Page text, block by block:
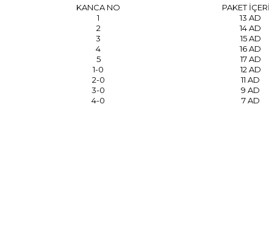
KANCA NO
PAKET
1
13 AD
2
14 AD
3
15 AD
4
16 AD
5
17 AD
1-0
12 AD
2-0
11 AD
3-0
9 AD
4-0
7 AD